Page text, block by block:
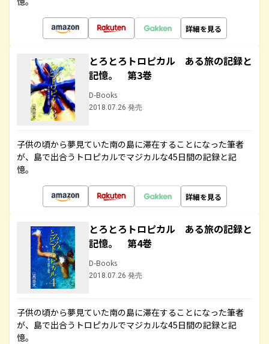
詳細を見る
とろとろトロピカル ある旅の記録と
記憶。 第3巻
D-Books
2018.07.26 発売
子供の頃から夢見ていた南の島に滞在することになった筆者
が、島で出合うトロピカルでマジカルな45日間の記録と記
憶。
詳細を見る
とろとろトロピカル ある旅の記録と
記憶。 第4巻
D-Books
2018.07.26 発売
子供の頃から夢見ていた南の島に滞在することになった筆者
が、島で出合うトロピカルでマジカルな45日間の記録と記
憶。